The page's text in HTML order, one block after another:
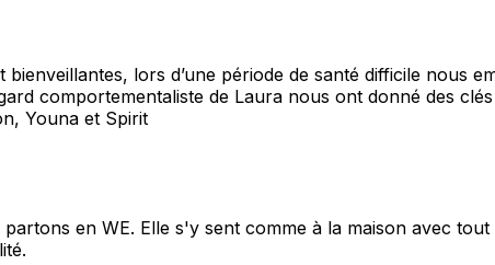
lors d’une période de santé difficile nous
comportementaliste de Laura nous ont donné des
Youna et Spirit
en WE. Elle s'y sent comme à la maison avec